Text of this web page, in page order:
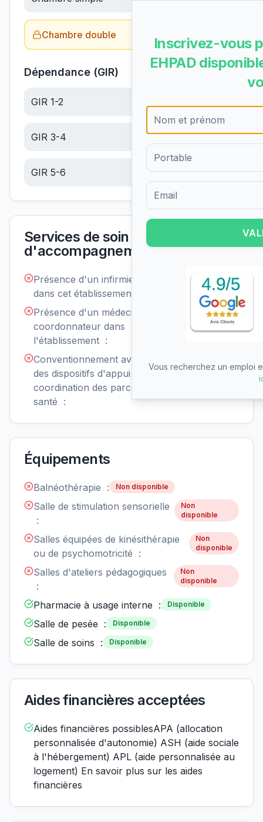
Chambre double Obtenir le tarif →
Dépendance (GIR)
GIR 1-2
GIR 3-4 12.91€/jour
GIR 5-6 5.48€/jour
Services de soin et
d'accompagnement
Présence d'un infirmier de nuit
dans cet établissement :
Non
disponible
Présence d'un médecin
coordonnateur dans
l'établissement :
Non
disponible
Conventionnement avec un ou
des dispositifs d'appui à la
coordination des parcours de
santé :
disponible
Équipements
Balnéothérapie : Non disponible
Salle de stimulation sensorielle
:
Non
disponible
Salles équipées de kinésithérapie
ou de psychomotricité :
Non
disponible
Salles d'ateliers pédagogiques
:
Non
disponible
Pharmacie à usage interne : Disponible
Salle de pesée : Disponible
Salle de soins : Disponible
Aides financières acceptées
Aides financières possiblesAPA (allocation
personnalisée d'autonomie) ASH (aide sociale
à l'hébergement) APL (aide personnalisée au
logement) En savoir plus sur les aides
financières
Inscrivez-vous
EHPAD
Formulaire d'inscription pour
Vous recherchez un emploi